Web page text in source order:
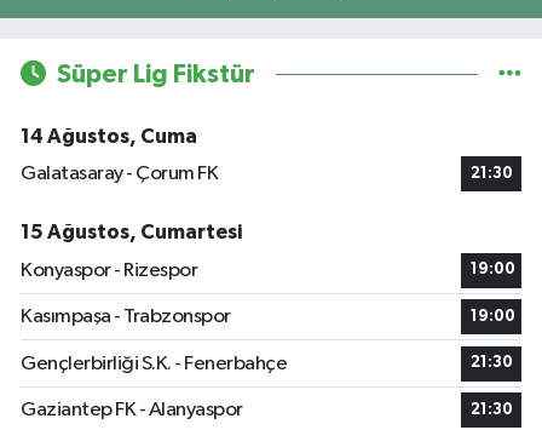
Süper Lig Fikstür
14 Ağustos, Cuma
Galatasaray - Çorum FK
21:30
15 Ağustos, Cumartesi
Konyaspor - Rizespor
19:00
Kasımpaşa - Trabzonspor 19:00
Gençlerbirliği S.K. - Fenerbahçe 21:30
Gaziantep FK - Alanyaspor 21:30